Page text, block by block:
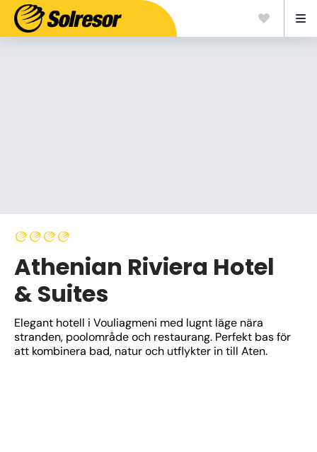
Athenian Riviera Hotel
& Suites
Elegant hotell i Vouliagmeni med lugnt läge nära
stranden, poolområde och restaurang. Perfekt bas för
att kombinera bad, natur och utflykter in till Aten.